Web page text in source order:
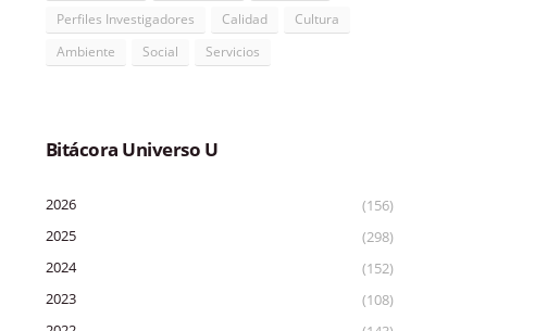
Perfiles Investigadores
Calidad
Cultura
Ambiente
Social Servicios
Bitácora Universo U
2026
(156)
2025
(298)
2024
(152)
2023
(108)